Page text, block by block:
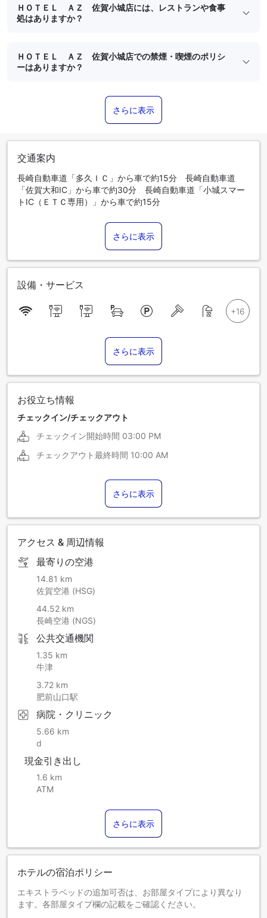
ＨＯＴＥＬ ＡＺ 佐賀小城店には、レストランや食事
処はありますか？
ＨＯＴＥＬ ＡＺ 佐賀小城店での禁煙・喫煙のポリシ
ーはありますか？
さらに表示
交通案内
長崎自動車道「多久ＩＣ」から車で約15分 長崎自動車道
「佐賀大和IC」から車で約30分 長崎自動車道「小城スマー
トIC（ＥＴＣ専用）」から車で約15分
さらに表示
設備・サービス
さらに表示
お役立ち情報
チェックイン/チェックアウト
チェックイン開始時間 03:00 PM
チェックアウト最終時間 10:00 AM
さらに表示
アクセス & 周辺情報
最寄りの空港
14.81 km
佐賀空港 (HSG)
44.52 km
長崎空港 (NGS)
公共交通機関
1.35 km
牛津
3.72 km
肥前山口駅
病院・クリニック
5.66 km
d
現金引き出し
1.6 km
ATM
さらに表示
ホテルの宿泊ポリシー
エキストラベッドの追加可否は、お部屋タイプにより異なり
ます。各部屋タイプ欄の記載をご確認ください。